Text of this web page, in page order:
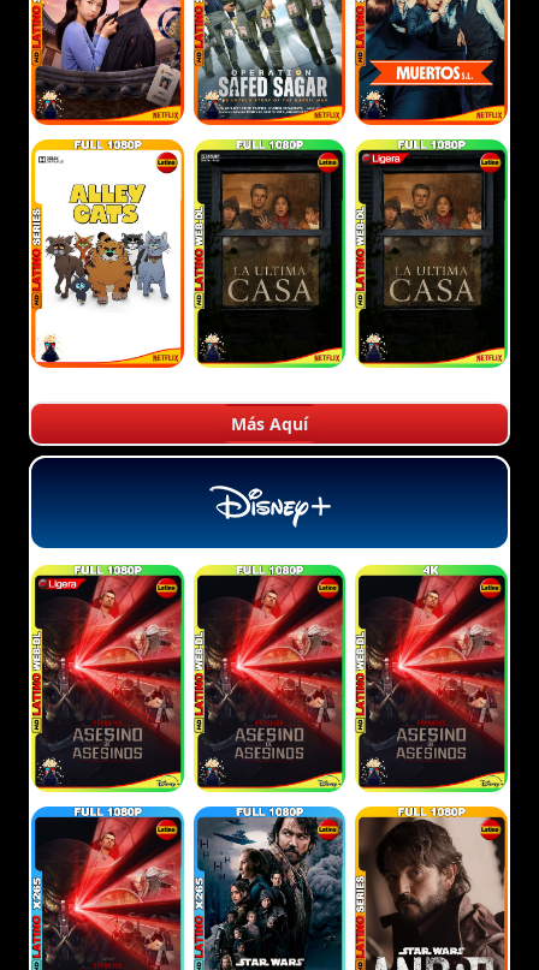
Más Aquí